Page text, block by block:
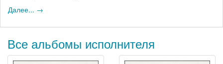
Далее... →
Все альбомы исполнителя